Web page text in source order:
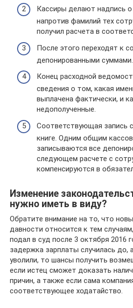
Кассиры делают надпись
напротив фамилий тех
получил расчета в
После этого переходят к
депонированными суммами.
Конец расходной
сведения о том, какая
выплачена фактически, и
недополученные.
Соответствующая запись
книге. Одним общим
записываются все
следующем расчете с
компенсируются в
Изменение
нужно иметь в виду?
Обратите внимание на то, что
давности относится к тем
подал в суд после 3 октября 2016
задержка зарплаты случилась до,
уволили, то шансы получить
если истец сможет доказать
причин, а также если сама
соответствующее ходатайство.